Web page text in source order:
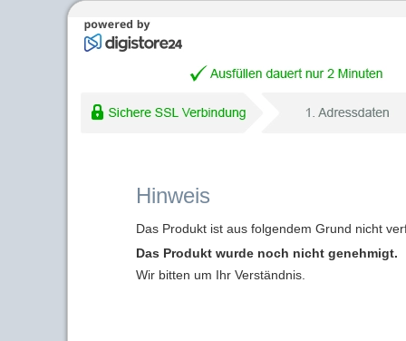
Hinweis
Das Produkt ist aus folgendem Grund nicht
Das Produkt wurde noch nicht genehmigt.
Wir bitten um Ihr Verständnis.